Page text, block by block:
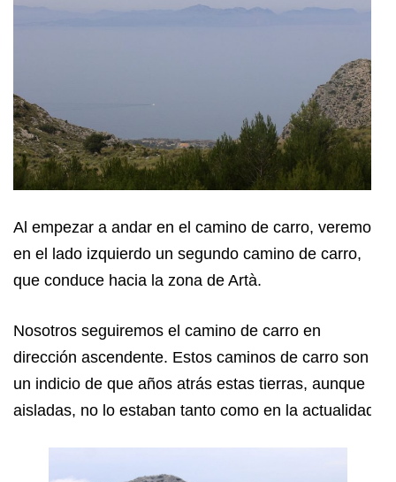
Al empezar a andar en el camino de carro, veremos
en el lado izquierdo un segundo camino de carro,
que conduce hacia la zona de Artà.
Nosotros seguiremos el camino de carro en
dirección ascendente. Estos caminos de carro son
un indicio de que años atrás estas tierras, aunque
aisladas, no lo estaban tanto como en la actualidad.